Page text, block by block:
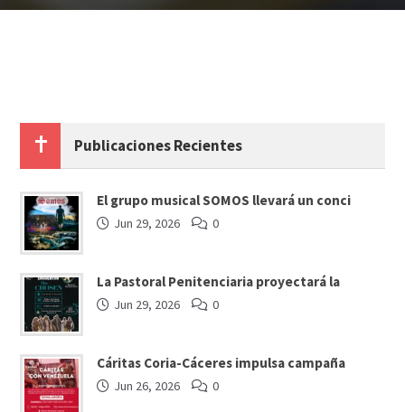
Publicaciones Recientes
El grupo musical SOMOS llevará un conci
Jun 29, 2026 0
La Pastoral Penitenciaria proyectará la
Jun 29, 2026 0
Cáritas Coria-Cáceres impulsa campaña
Jun 26, 2026 0